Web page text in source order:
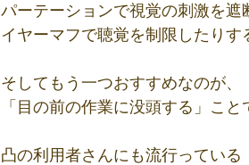
パーテーションで視覚の刺激を遮
イヤーマフで聴覚を制限したりす
そしてもう一つおすすめなのが、
「目の前の作業に没頭する」こと
凸の利用者さんにも流行っている